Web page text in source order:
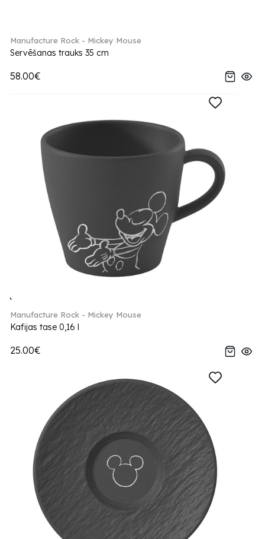
Manufacture Rock - Mickey Mouse
Servēšanas trauks 35 cm
58.00€
Manufacture Rock - Mickey Mouse
Kafijas tase 0,16 l
25.00€